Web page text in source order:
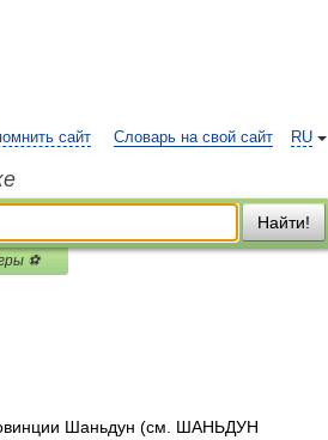
RU
сайт Словарь на свой сайт
Найти!
⚽
Шаньдун (см. ШАНЬДУН